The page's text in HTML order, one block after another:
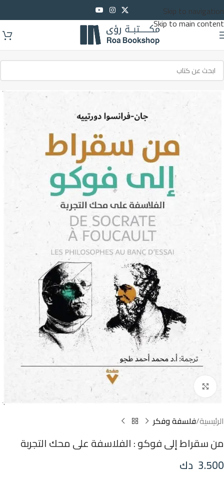
Skip to navigation
Skip to main content
الرئيسية فلسفة وفكر
من سقراط إلى فوكو : الفلاسفة على محك التجربة
3.500 دك